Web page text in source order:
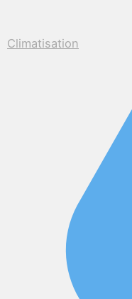
Climatisation